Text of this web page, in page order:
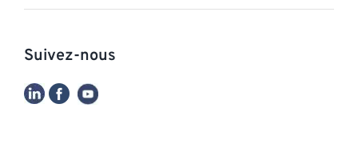
Suivez-nous